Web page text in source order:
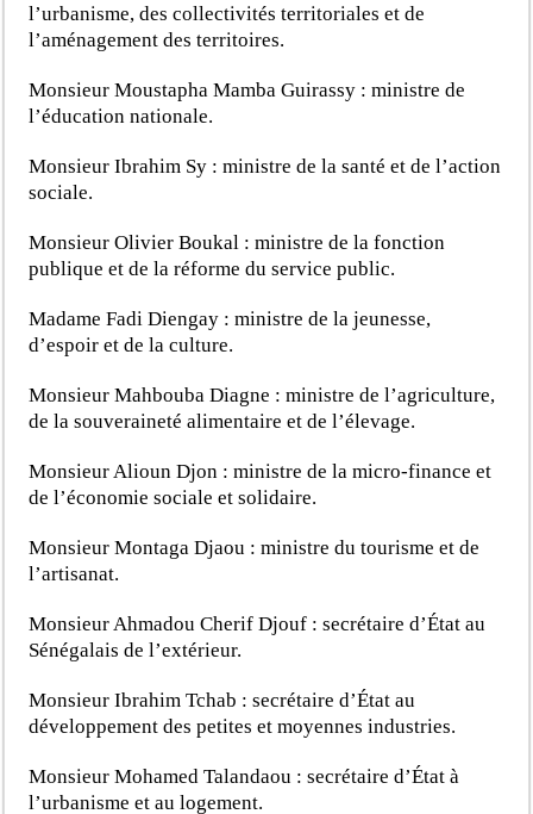
l’urbanisme, des collectivités territoriales et de
l’aménagement des territoires.
Monsieur Moustapha Mamba Guirassy : ministre de
l’éducation nationale.
Monsieur Ibrahim Sy : ministre de la santé et de l’action
sociale.
Monsieur Olivier Boukal : ministre de la fonction
publique et de la réforme du service public.
Madame Fadi Diengay : ministre de la jeunesse,
d’espoir et de la culture.
Monsieur Mahbouba Diagne : ministre de l’agriculture,
de la souveraineté alimentaire et de l’élevage.
Monsieur Alioun Djon : ministre de la micro-finance et
de l’économie sociale et solidaire.
Monsieur Montaga Djaou : ministre du tourisme et de
l’artisanat.
Monsieur Ahmadou Cherif Djouf : secrétaire d’État au
Sénégalais de l’extérieur.
Monsieur Ibrahim Tchab : secrétaire d’État au
développement des petites et moyennes industries.
Monsieur Mohamed Talandaou : secrétaire d’État à
l’urbanisme et au logement.